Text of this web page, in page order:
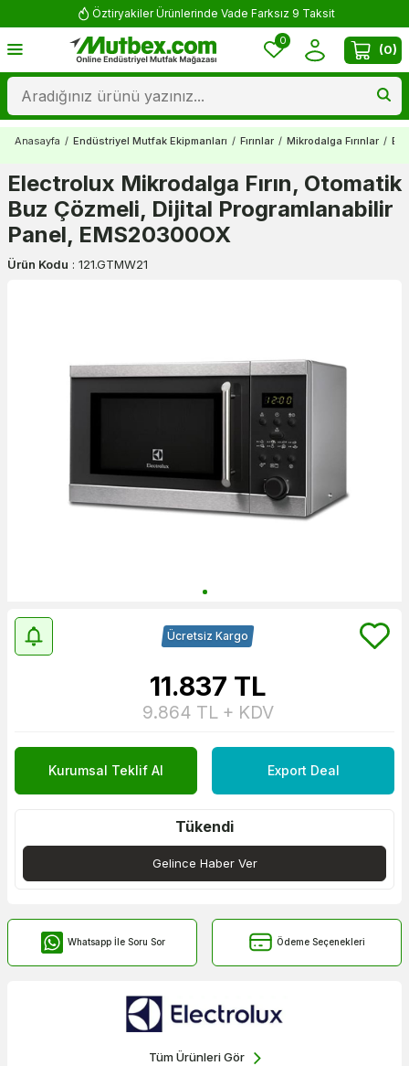
Öztiryakiler Ürünlerinde Vade Farksız 9 Taksit
0
(0)
Anasayfa / Endüstriyel Mutfak Ekipmanları / Fırınlar / Mikrodalga Fırınlar /
Electrolux Mikrodalga Fırın, Otomatik
Buz Çözmeli, Dijital Programlanabilir
Panel, EMS20300OX
Ürün Kodu : 121.GTMW21
Ücretsiz Kargo
11.837 TL
9.864 TL + KDV
Kurumsal Teklif Al Export Deal
Tükendi
Gelince Haber Ver
Whatsapp İle Soru Sor Ödeme Seçenekleri
Tüm Ürünleri Gör